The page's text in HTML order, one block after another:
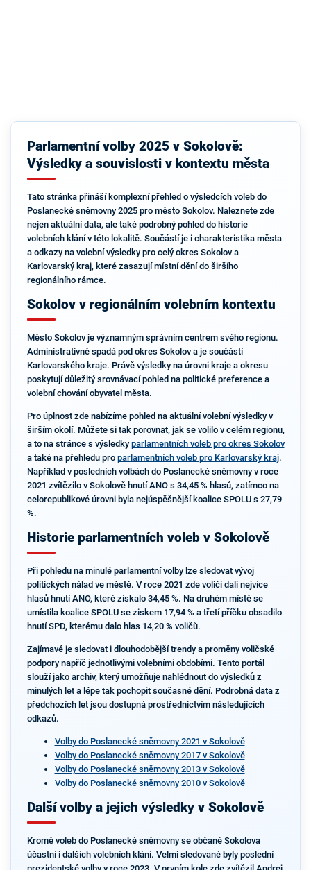
Parlamentní volby 2025 v Sokolově:
Výsledky a souvislosti v kontextu města
Tato stránka přináší komplexní přehled o výsledcích voleb do
Poslanecké sněmovny 2025 pro město Sokolov. Naleznete zde
nejen aktuální data, ale také podrobný pohled do historie
volebních klání v této lokalitě. Součástí je i charakteristika města
a odkazy na volební výsledky pro celý okres Sokolov a
Karlovarský kraj, které zasazují místní dění do širšího
regionálního rámce.
Sokolov v regionálním volebním kontextu
Město Sokolov je významným správním centrem svého regionu.
Administrativně spadá pod okres Sokolov a je součástí
Karlovarského kraje. Právě výsledky na úrovni kraje a okresu
poskytují důležitý srovnávací pohled na politické preference a
volební chování obyvatel města.
Pro úplnost zde nabízíme pohled na aktuální volební výsledky v
širším okolí. Můžete si tak porovnat, jak se volilo v celém regionu,
a to na stránce s výsledky parlamentních voleb pro okres Sokolov
a také na přehledu pro parlamentních voleb pro Karlovarský kraj.
Například v posledních volbách do Poslanecké sněmovny v roce
2021 zvítězilo v Sokolově hnutí ANO s 34,45 % hlasů, zatímco na
celorepublikové úrovni byla nejúspěšnější koalice SPOLU s 27,79
%.
Historie parlamentních voleb v Sokolově
Při pohledu na minulé parlamentní volby lze sledovat vývoj
politických nálad ve městě. V roce 2021 zde voliči dali nejvíce
hlasů hnutí ANO, které získalo 34,45 %. Na druhém místě se
umístila koalice SPOLU se ziskem 17,94 % a třetí příčku obsadilo
hnutí SPD, kterému dalo hlas 14,20 % voličů.
Zajímavé je sledovat i dlouhodobější trendy a proměny voličské
podpory napříč jednotlivými volebními obdobími. Tento portál
slouží jako archiv, který umožňuje nahlédnout do výsledků z
minulých let a lépe tak pochopit současné dění. Podrobná data z
předchozích let jsou dostupná prostřednictvím následujících
odkazů.
Volby do Poslanecké sněmovny 2021 v Sokolově
Volby do Poslanecké sněmovny 2017 v Sokolově
Volby do Poslanecké sněmovny 2013 v Sokolově
Volby do Poslanecké sněmovny 2010 v Sokolově
Další volby a jejich výsledky v Sokolově
Kromě voleb do Poslanecké sněmovny se občané Sokolova
účastní i dalších volebních klání. Velmi sledované byly poslední